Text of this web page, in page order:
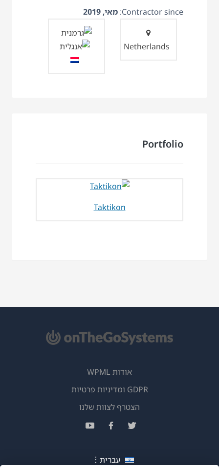
Contractor since: מאי, 2019
Netherlands
Portfolio
Taktikon
עברית
אודות WPML
GDPR ומדיניות פרטיות
הצטרף לצוות שלנו(נפתח
(נפתח
(נפתח(נפתח